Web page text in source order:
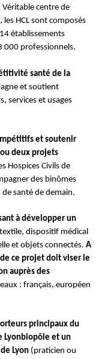
Véritable centre de
HCL sont composés
établissements
000 professionnels.
santé de la
et soutient
services et usages
et soutenir
deux projets
Hospices Civils de
des binômes
santé de demain.
à développer un
dispositif médical
et objets connectés. A
ce projet doit viser le
auprès des
: français, européen
principaux du
Lyonbiopôle et un
Lyon (praticien ou